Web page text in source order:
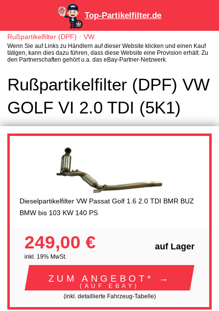
Top-Partikelfilter.de
Rußpartikelfilter (DPF) VW
Wenn Sie auf Links zu Händlern auf dieser Website klicken und einen Kauf
tätigen, kann dies dazu führen, dass diese Website eine Provision erhält. Zu
den Partnerschaften gehört u.a. das eBay-Partner-Netzwerk.
Rußpartikelfilter (DPF) VW
GOLF VI 2.0 TDI (5K1)
Dieselpartikelfilter VW Passat Golf 1.6 2.0 TDI BMR BUZ
BMW bis 103 KW 140 PS
249,00 €
inkl. 19% MwSt.
auf Lager
ZUM ANGEBOT* →
(AUF EBAY)
(inkl. detaillierte Fahrzeug-Tabelle)